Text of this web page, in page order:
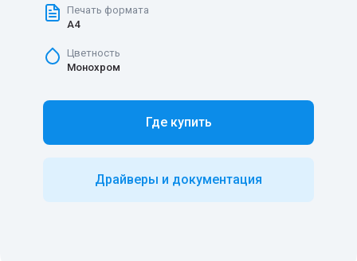
Печать формата
A4
Цветность
Монохром
Где купить
Драйверы и документация